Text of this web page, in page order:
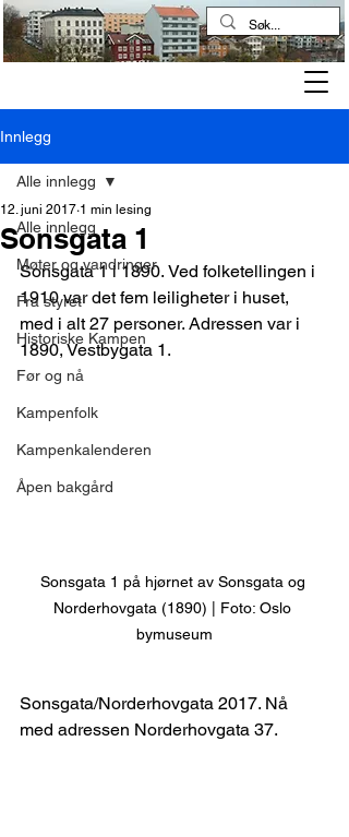
Innlegg
Alle innlegg
Møter og vandringer
Fra styret
Historiske Kampen
Før og nå
Kampenfolk
Kampenkalenderen
Åpen bakgård
Alle innlegg
Sonsgata 1
12. juni 2017 1 min lesing
Sonsgata 1 i 1890. Ved folketellingen i
1910 var det fem leiligheter i huset,
med i alt 27 personer. Adressen var i
1890, Vestbygata 1.
Sonsgata 1 på hjørnet av Sonsgata og
Norderhovgata (1890) | Foto: Oslo
bymuseum
Sonsgata/Norderhovgata 2017. Nå
med adressen Norderhovgata 37.